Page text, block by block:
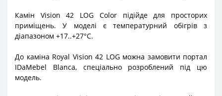
Камін Vision 42 LOG Color підійде для просторих
приміщень. У моделі є температурний обігрів з
діапазоном +17..+27°С.
До каміна Royal Vision 42 LOG можна замовити портал
IDaMebel Blanca, спеціально розроблений під цю
модель.